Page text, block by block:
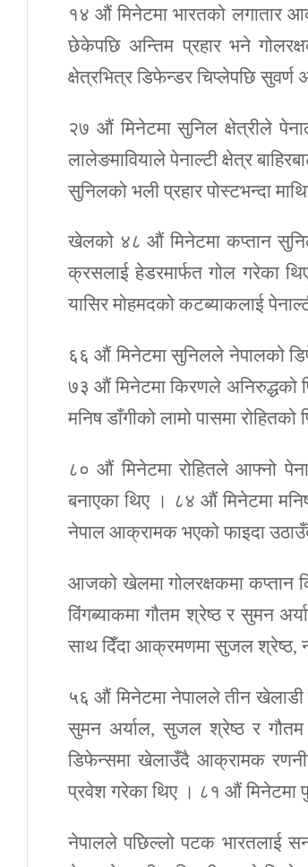
१४ औं मिनेटमा भारतको लगातार
छेकेपछि अन्तिम प्रहार भने
क्षेत्रभित्र डिफेन्डर चिप्लेपछि सुवर्ण
२७ औं मिनेटमा सुनिल क्षेत्रीले
लालेङमावियाले पेनाल्टी क्षेत्र
सुनिलको भली प्रहार पोस्टभन्दा
खेलको ४८ औं मिनेटमा कप्तान
क्रसलाई हेडरमार्फत गोल गरेका
यासिर मोहमदको कटब्याकलाई
६६ औं मिनेटमा सुनिलले नेपालको
७३ औं मिनेटमा किरणले अनिरुद्धको
मनिष डाँगीको लामो पासमा
८० औं मिनेटमा रोहितले आफ्नो
बनाएका थिए । ८४ औं मिनेटमा
नेपाल आक्रामक भएको फाइदा
आजको खेलमा गोलरक्षकमा कप्तान
विंगब्याकमा गौतम श्रेष्ठ र सुमन
साथ दिँदा आक्रमणमा सुजल श्रेष्ठ,
५६ औं मिनेटमा नेपालले तीन खेलाडी
सुमन अर्याल, सुजल श्रेष्ठ र गौतम
डिफेन्समा खेलाउँदै आक्रामक
प्रवेश गरेका थिए । ८१ औं मिनेटमा
नेपालले पछिल्लो पटक भारतलाई